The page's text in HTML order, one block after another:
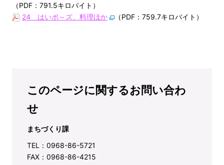
（PDF：791.5キロバイト）
24 はいポ～ズ、料理ほか
（PDF：759.7キロバイト）
このページに関するお問い合わ
せ
まちづくり課
TEL：0968-86-5721
FAX：0968-86-4215